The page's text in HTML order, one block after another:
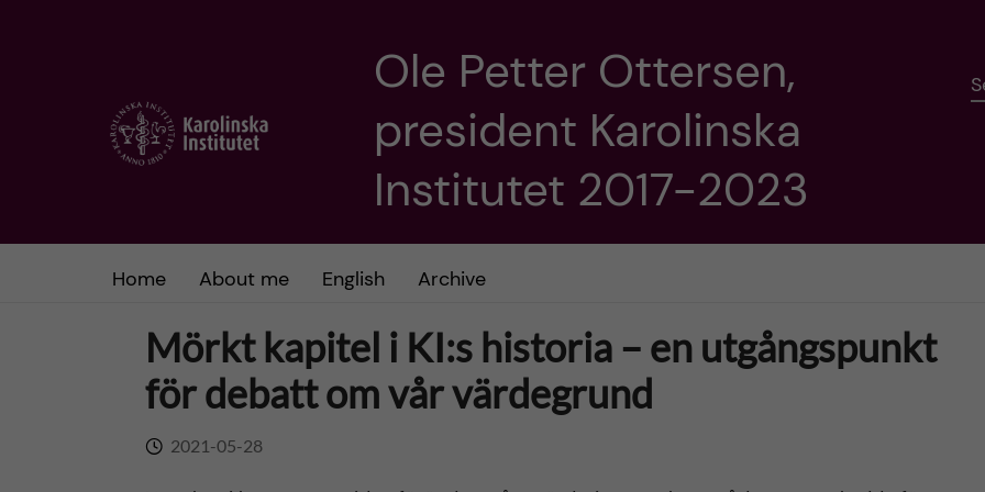
Ole Petter Ottersen,
president Karolinska
Institutet 2017-2023
Home About me English Archive
Mörkt kapitel i KI:s historia – en utgångspunkt
för debatt om vår värdegrund
2021-05-28